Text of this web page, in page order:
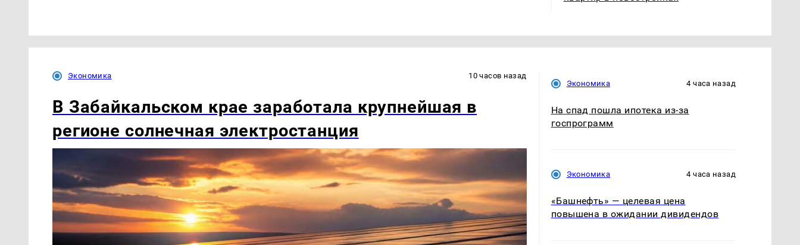
Экономика 10 часов назад
В Забайкальском крае заработала крупнейшая в
регионе солнечная электростанция
Экономика 4 часа назад
На спад пошла ипотека из-за
госпрограмм
Экономика 4 часа назад
«Башнефть» — целевая цена
повышена в ожидании дивидендов